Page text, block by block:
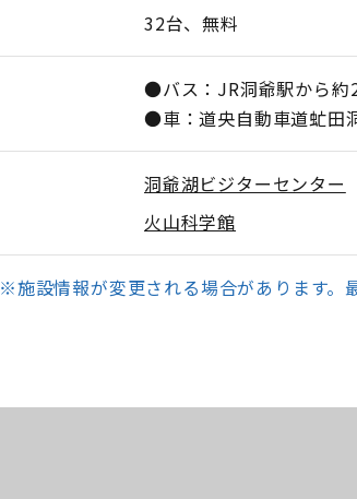
32台、無料
●バス：JR洞爺駅から約
●車：道央自動車道虻田
洞爺湖ビジターセンター
火山科学館
※施設情報が変更される場合があります。